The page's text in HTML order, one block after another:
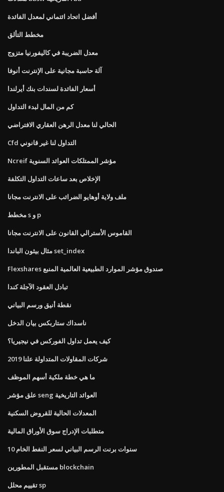
أفضل اتحاد ائتماني لمعدل الفائدة
مخطط التألق
معدل الضريبة في كاليفورنيا متزوج
آلة حاسبة مجانية على الإنترنت أنوفا
أسعار الفائدة لسندات بنك أيرلندا
كم من المال لبدء التداول
الحالي لنا معدل الرهن العقاري الافتراضي
Cfd التداول لنا غير قانوني
Ncreif مؤشر الممتلكات العوائد السنوية
الإخلاص بعد ساعات التداول التكلفة
ملف ولاية أوهايو الضرائب على الانترنت مجانا
مخطط s و p
القاموس الأسترالي القانون على الانترنت مجانا
مثال بيثون الباندا set_index
Flexshares صندوق مؤشر الموارد الطبيعية العالمية المنبع
تبادل العقود الآجلة كندا
نقطة أنيق ورسم البياني
ناسداك ستاربكس بيان الدخل
كيف يعمل تداول الفوركس في نيجيريا؟
شركات المقاولات المتداولة علنا ​​2019
ما هي خطة ملكية أسهم الموظف
علق مؤشر seng العوائد التاريخية
المعدلات الحالية للقروض السكنية
متطلبات الإدراج سوق الأوراق المالية
10 سنوات برنت الرسم البياني لسعر النفط الخام
مستقبل المطورين blockchain
تقييم محلل sp